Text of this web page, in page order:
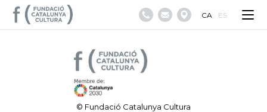
CA ES
© Fundació Catalunya Cultura